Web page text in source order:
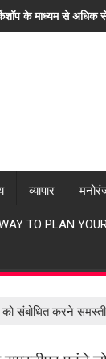
के माध्यम से अधिक
व्यापार
TO PLAN
को संबोधित करने